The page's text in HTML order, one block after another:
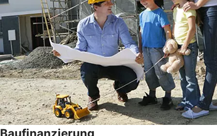
Baufinanzierung